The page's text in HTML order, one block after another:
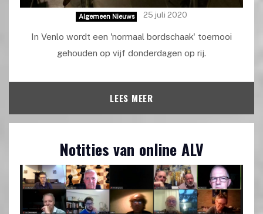
Algemeen Nieuws 25 juli 2020
In Venlo wordt een 'normaal bordschaak' toernooi
gehouden op vijf donderdagen op rij.
LEES MEER
Notities van online ALV